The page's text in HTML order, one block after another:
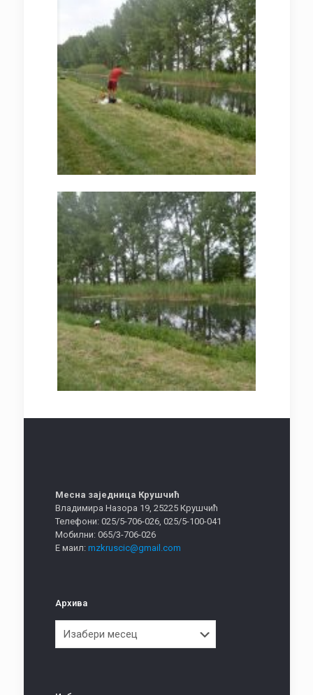
Месна заједница Крушчић
Владимира Назора 19, 25225 Крушчић
Телефони: 025/5-706-026, 025/5-100-041
Мобилни: 065/3-706-026
Е маил: mzkruscic@gmail.com
Архива